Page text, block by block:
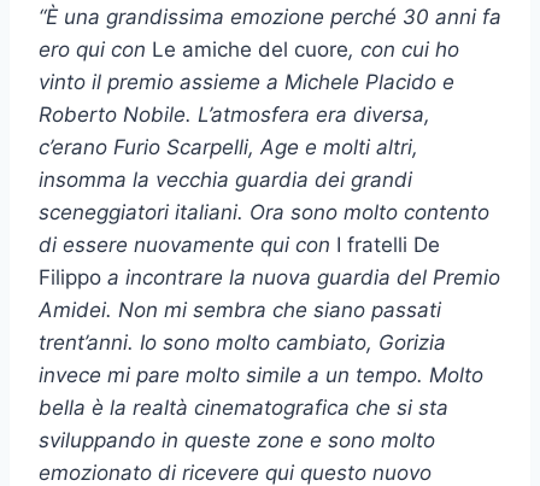
“È una grandissima emozione perché 30 anni fa
ero qui con Le amiche del cuore, con cui ho
vinto il premio assieme a Michele Placido e
Roberto Nobile. L’atmosfera era diversa,
c’erano Furio Scarpelli, Age e molti altri,
insomma la vecchia guardia dei grandi
sceneggiatori italiani. Ora sono molto contento
di essere nuovamente qui con I fratelli De
Filippo a incontrare la nuova guardia del Premio
Amidei. Non mi sembra che siano passati
trent’anni. Io sono molto cambiato, Gorizia
invece mi pare molto simile a un tempo. Molto
bella è la realtà cinematografica che si sta
sviluppando in queste zone e sono molto
emozionato di ricevere qui questo nuovo